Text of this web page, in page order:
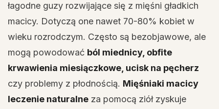
łagodne guzy rozwijające się z mięśni gładkich
macicy. Dotyczą one nawet 70-80% kobiet w
wieku rozrodczym. Często są bezobjawowe, ale
mogą powodować ból miednicy, obfite
krwawienia miesiączkowe, ucisk na pęcherz
czy problemy z płodnością. Mięśniaki macicy
leczenie naturalne za pomocą ziół zyskuje